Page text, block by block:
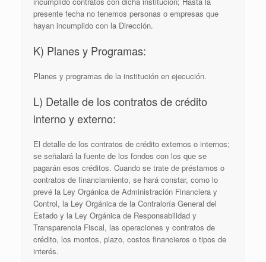
presente fecha no tenemos personas o empresas que
hayan incumplido con la Dirección.
K) Planes y Programas:
Planes y programas de la institución en ejecución.
L) Detalle de los contratos de crédito
interno y externo:
El detalle de los contratos de crédito externos o internos;
se señalará la fuente de los fondos con los que se
pagarán esos créditos. Cuando se trate de préstamos o
contratos de financiamiento, se hará constar, como lo
prevé la Ley Orgánica de Administración Financiera y
Control, la Ley Orgánica de la Contraloría General del
Estado y la Ley Orgánica de Responsabilidad y
Transparencia Fiscal, las operaciones y contratos de
crédito, los montos, plazo, costos financieros o tipos de
interés.